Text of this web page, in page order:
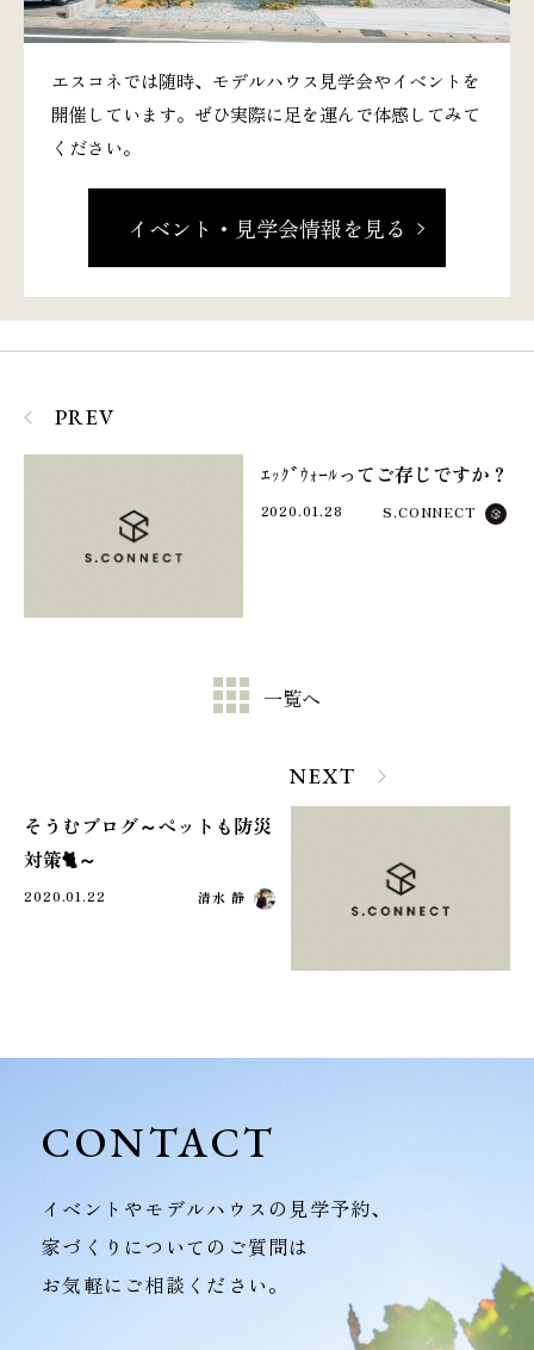
エスコネでは随時、モデルハウス見学会やイベントを
開催しています。ぜひ実際に足を運んで体感してみて
ください。
イベント・見学会情報を見る
PREV
ｴｯｸﾞｳｫｰﾙってご存じですか？
2020.01.28 S.CONNECT
一覧へ
NEXT
そうむブログ～ペットも防災
対策🐈～
2020.01.22 清水 静
CONTACT
イベントやモデルハウスの見学予約、
家づくりについてのご質問は
お気軽にご相談ください。